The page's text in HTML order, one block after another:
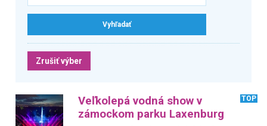
Zrušiť výber
Veľkolepá vodná show v
zámockom parku Laxenburg
TOP